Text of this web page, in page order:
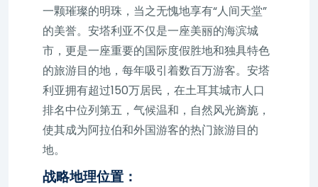
一颗璀璨的明珠，当之无愧地享有“人间天堂”
的美誉。安塔利亚不仅是一座美丽的海滨城
市，更是一座重要的国际度假胜地和独具特色
的旅游目的地，每年吸引着数百万游客。安塔
利亚拥有超过150万居民，在土耳其城市人口
排名中位列第五，气候温和，自然风光旖旎，
使其成为阿拉伯和外国游客的热门旅游目的
地。
战略地理位置：